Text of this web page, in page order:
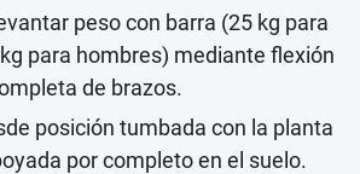
peso con barra (25 kg para
para hombres) mediante flexión
de brazos.
posición tumbada con la planta
por completo en el suelo.